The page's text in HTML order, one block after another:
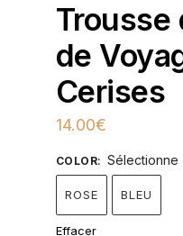
Trousse
de
Cerises
14.00€
COLOR: Sélectionne
ROSE BLEU
Effacer